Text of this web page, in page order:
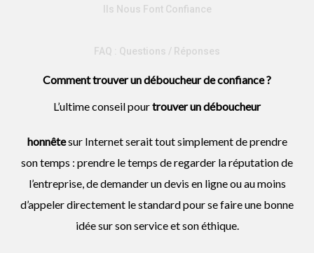
Ils Nous Font Confiance
FAQ : Questions / Réponses
Comment trouver un déboucheur de confiance ?
L’ultime conseil pourtrouver undéboucheur
honnêtesur Internet serait tout simplement de prendre
son temps : prendre le temps de regarder la réputation de
l’entreprise, de demander un devis en ligne ou au moins
d’appeler directement le standard pour se faire une bonne
idée sur son service et son éthique.